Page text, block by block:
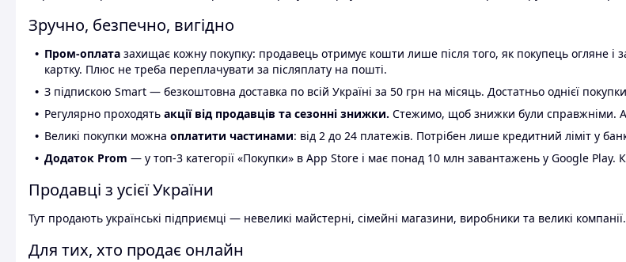
Зручно, безпечно, вигідно
Пром-оплата захищає кожну покупку: продавець отримує кошти лише після того, як покупець огляне
картку. Плюс не треба переплачувати за післяплату на пошті.
З підпискою Smart — безкоштовна доставка по всій Україні за 50 грн на місяць. Достатньо однієї
Регулярно проходять акції від продавців та сезонні знижки. Стежимо, щоб знижки були справжніми.
Великі покупки можна оплатити частинами: від 2 до 24 платежів. Потрібен лише кредитний ліміт у
Додаток Prom — у топ-3 категорії «Покупки» в App Store і має понад 10 млн завантажень у Google Play.
Продавці з усієї України
Тут продають українські підприємці — невеликі майстерні, сімейні магазини, виробники та великі
Для тих, хто продає онлайн